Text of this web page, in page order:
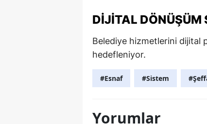
DIJITAL DÖNÜŞÜM
Belediye hizmetlerini dijital
hedefleniyor.
#Esnaf #Sistem
Yorumlar